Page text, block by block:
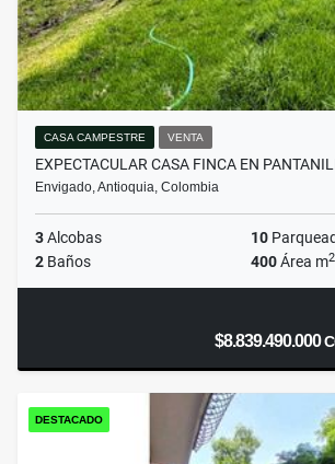
CASA CAMPESTRE VENTA
EXPECTACULAR CASA FINCA EN
Envigado, Antioquia, Colombia
3Alcobas 10
2 Baños 400Área m2
$8.839.490.000
DESTACADO